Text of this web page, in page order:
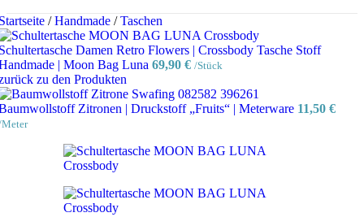
/ Handmade / Taschen
Damen Retro Flowers | Crossbody Tasche Stoff
| Moon Bag Luna 69,90 € /Stück
zu den Produkten
Zitronen | Druckstoff „Fruits“ | Meterware 11,50 €